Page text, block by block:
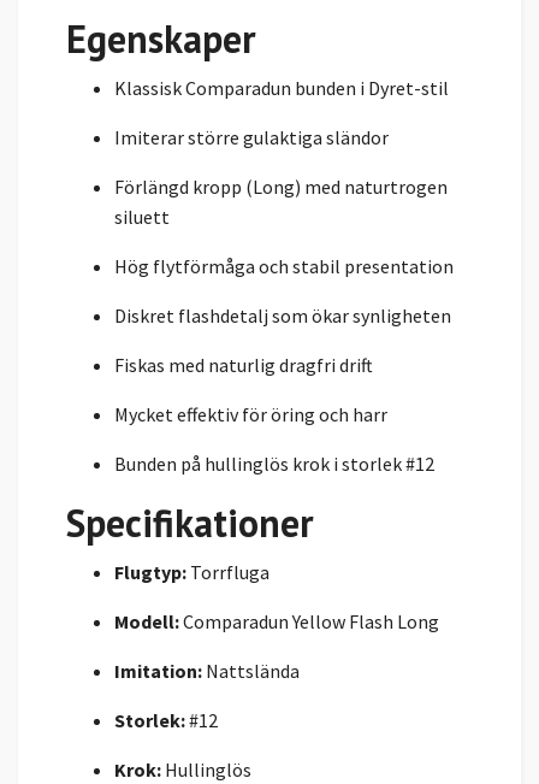
Egenskaper
Klassisk Comparadun bunden i Dyret-stil
Imiterar större gulaktiga sländor
Förlängd kropp (Long) med naturtrogen
siluett
Hög flytförmåga och stabil presentation
Diskret flashdetalj som ökar synligheten
Fiskas med naturlig dragfri drift
Mycket effektiv för öring och harr
Bunden på hullinglös krok i storlek #12
Specifikationer
Flugtyp: Torrfluga
Modell:Comparadun Yellow Flash Long
Imitation: Nattslända
Storlek:#12
Krok: Hullinglös